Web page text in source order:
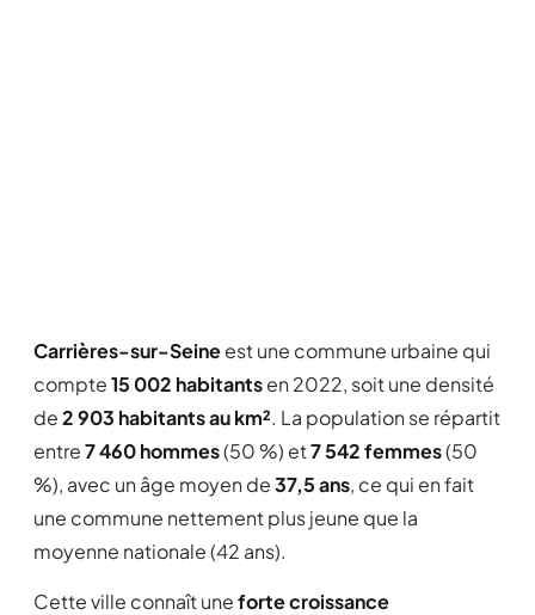
Carrières-sur-Seineest une commune urbaine qui
compte15 002 habitantsen 2022, soit une densité
de2 903 habitants au km². La population se répartit
entre7 460 hommes(50 %) et7 542 femmes(50
%), avec un âge moyen de37,5 ans, ce qui en fait
une commune nettement plus jeune que la
moyenne nationale (42 ans).
Cette ville connaît uneforte croissance